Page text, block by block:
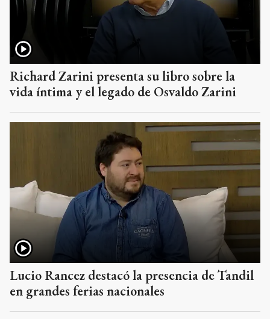
Richard Zarini presenta su libro sobre la
vida íntima y el legado de Osvaldo Zarini
Lucio Rancez destacó la presencia de Tandil
en grandes ferias nacionales